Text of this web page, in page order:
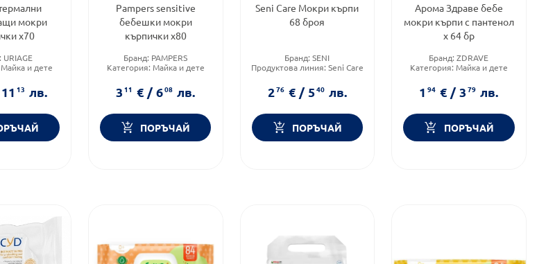
мокри
х70
URIAGE
Майка и дете
1113 лв.
Pampers sensitive
бебешки мокри
кърпички х80
Бранд: PAMPERS
Категория: Майка и дете
кърпички
311 € / 608 лв.
ПОРЪЧАЙ
Seni Care Мокри кърпи
68 броя
Бранд:SENI
Продуктова линия: Seni Care
кърпички
276 € / 540 лв.
ПОРЪЧАЙ
Арома Здраве бебе
мокри кърпи с пантенол
х 64 бр
Бранд:ZDRAVE
Категория: Майка и дете
кърпички
194 € / 379 лв.
ПОРЪЧАЙ